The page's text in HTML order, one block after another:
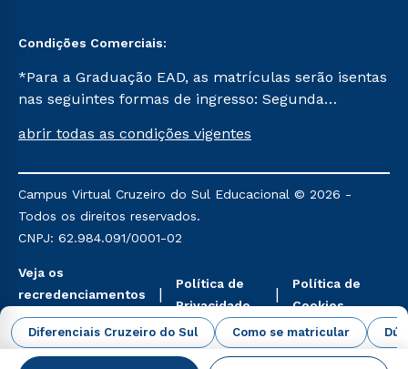
Diferenciais Cruzeiro do Sul Como se matricular
Condições Comerciais:
*Para a Graduação EAD, as matrículas serão isentas
nas seguintes formas de ingresso: Segunda
Já para as demais, a taxa de matrícula será de R$
mencionadas são referentes aos cursos: Ensino
Religioso, Geografia para a Docência e Metodologia
do Ensino de História: Questões Atuais.
abrir todas as condições vigentes
Campus Virtual Cruzeiro do Sul Educacional © 2026 -
Todos os direitos reservados.
CNPJ: 62.984.091/0001-02
Veja os
recredenciamentos
aqui
Política de
Privacidade
Política de
Cookies